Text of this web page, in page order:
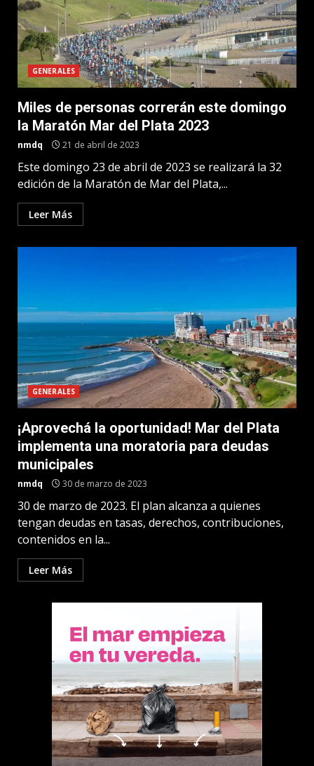
GENERALES
Miles de personas correrán este domingo
la Maratón Mar del Plata 2023
nmdq 21 de abril de 2023
Este domingo 23 de abril de 2023 se realizará la 32
edición de la Maratón de Mar del Plata,...
Leer Más
GENERALES
¡Aprovechá la oportunidad! Mar del Plata
implementa una moratoria para deudas
municipales
nmdq 30 de marzo de 2023
30 de marzo de 2023. El plan alcanza a quienes
tengan deudas en tasas, derechos, contribuciones,
contenidos en la...
Leer Más